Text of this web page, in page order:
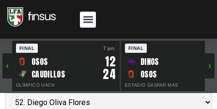
‹
FINAL 7 jun.
OSOS 12
CAUDILLOS 24
OLÍMPICO UACH
FINAL
DINOS
OSOS
ESTADIO GASPAR MAS
›